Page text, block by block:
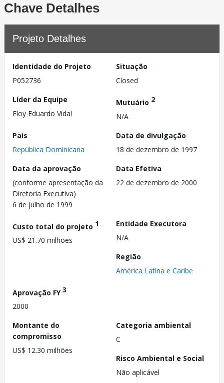
Chave Detalhes
Projeto Detalhes
Identidade do Projeto
P052736
Situação
Closed
Líder da Equipe
Eloy Eduardo Vidal
Mutuário 2
N/A
País
República Dominicana
Data de divulgação
18 de dezembro de 1997
Data da aprovação
(conforme apresentação da
Diretoria Executiva)
6 de julho de 1999
Data Efetiva
22 de dezembro de 2000
Custo total do projeto 1
US$ 21.70 milhões
Entidade Executora
N/A
Região
América Latina e Caribe
Aprovação FY3
2000
Montante do
compromisso
US$ 12.30 milhões
Categoria ambiental
C
Risco Ambiental e Social
Não aplicável